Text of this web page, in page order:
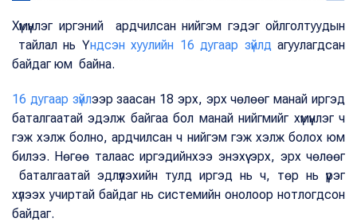
Хүмүүнлэг иргэний ардчилсан нийгэм гэдэг ойлголтуудын
тайлал нь Үндсэн хуулийн 16 дугаар зүйлд агуулагдсан
байдаг юм байна.
16 дугаар зүйлээр заасан 18 эрх, эрх чөлөөг манай иргэд
баталгаатай эдэлж байгаа бол манай нийгмийг хүмүүнлэг ч
гэж хэлж болно, ардчилсан ч нийгэм гэж хэлж болох юм
билээ. Нөгөө талаас иргэдийнхээ энэхүү эрх, эрх чөлөөг
баталгаатай эдлүүлэхийн тулд иргэд нь ч, төр нь үүрэг
хүлээх учиртай байдаг нь системийн онолоор нотлогдсон
байдаг.